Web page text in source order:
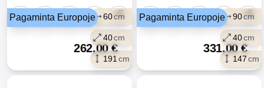
60cm
40cm
191 cm
Pagaminta Europoje +5
262,00€
90cm
40cm
147cm
Pagaminta Europoje +5
331,00€